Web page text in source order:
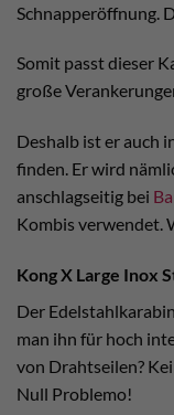
Schnapperöffnung.
Somit passt dieser
große
Deshalb ist er auch
finden. Er wird
anschlagseitig bei
Kombis verwendet.
Kong X Large Inox
Der
man ihn für hoch
von Drahtseilen?
Null Problemo!